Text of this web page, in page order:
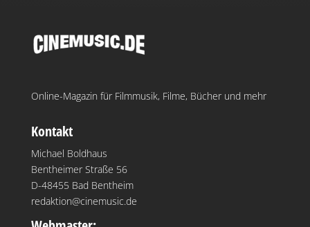
Online-Magazin für Filmmusik, Filme, Bücher und mehr
Kontakt
Michael Boldhaus
Bentheimer Straße 56
D-48455 Bad Bentheim
redaktion@cinemusic.de